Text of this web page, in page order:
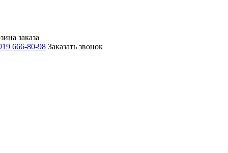
заказа
666-80-98 Заказать звонок